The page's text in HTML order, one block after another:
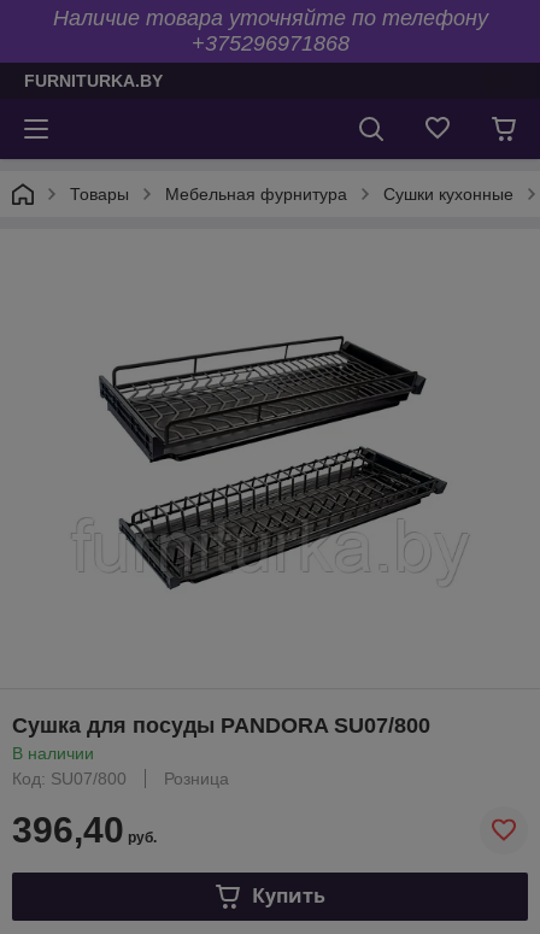
Наличие товара уточняйте по телефону
+375296971868
FURNITURKA.BY
Товары Мебельная фурнитура Сушки кухонные
Сушка для посуды PANDORA SU07/800
В наличии
Код: SU07/800
Розница
396,40 руб.
Купить